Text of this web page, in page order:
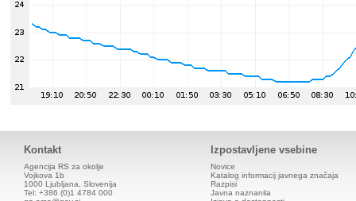
Kontakt
Agencija RS za okolje
Vojkova 1b
1000 Ljubljana, Slovenija
Tel: +386 (0)1 4784 000
Izpostavljene vsebine
Novice
Katalog informacij javnega značaja
Razpisi
Javna naznanila